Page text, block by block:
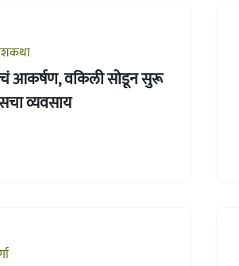
आकर्षण, वकिली सोडून सुरू
व्यवसाय